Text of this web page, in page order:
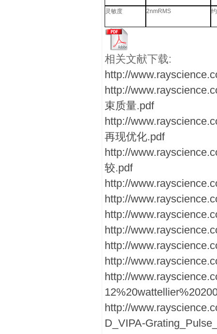
灵敏度 2nmRMS
相关文献下载:
http://
http://
束质量.pdf
http://
再现优化.pdf
http://
较.pdf
http://
http://
http://
http://
http://
http://
http://
http://
D_VIPA-